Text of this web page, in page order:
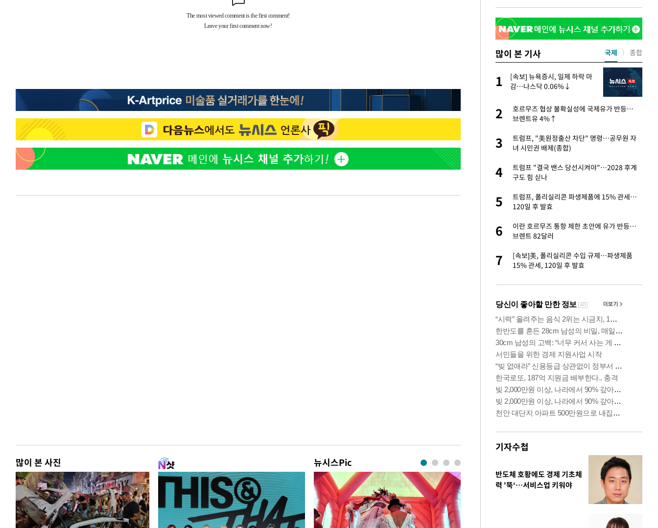
[속보]경찰·노동부, HL만도 평택사업장 끼임 사망 관련 압수수색
[속보]합수본, '투표율 허위 입력' 중앙·서울·경기도 선관위 등 9곳
-14846초 전 >시리아 다마스쿠스 교외에서 미니버스 폭발.. 14명 부상, 3명은 중
태-14144초 전 >
입추에도 극한더위…서울 낮 39도 '폭염중대경보'
례 큰 폭발음
-7823초 전 >[속보]美, 폴리실리콘 수입 규제…파생제품 15% 관세, 120일 후 발
효
-5974초 전 >[속보]트럼프, 美 원정출산 금지 행정명령 서명
-3674초 전 >
[속보] 뉴욕증시, 일제 하락 마감…나스닥 0.06%↓
많이 본 사진 뉴시스Pic
많이 본 기사
女유튜버 '완벽 소화'
2 전현무 "전 연인 집착에 친구들과 연락 끊어"
3
"신약 찾자"…정부 과제로 속도내는 K-제약
바이오
4
"서장훈, 28억에 산 서초 건물 450억에 매물
5
"46세 맞아?" 바다를 '핫걸 몸매'로 만든 러
1
[속보] 뉴욕증시, 일제 하락 마
감…나스닥 0.06%↓
2
호르무즈 협상 불확실성에 국제유가 반등…
브렌트유 4%↑
3
트럼프, "美원정출산 차단" 명령…공무원 자
녀 시민권 배제(종합)
4
트럼프 "결국 밴스 당선시켜야"…2028 후계
구도 힘 싣나
5
트럼프, 폴리실리콘 파생제품에 15% 관세…
120일 후 발효
6
이란 호르무즈 통항 제한 초안에 유가 반등…
브렌트 82달러
7
[속보]美, 폴리실리콘 수입 규제…파생제품
15% 관세, 120일 후 발효
국제 종합
기자수첩
반도체 호황에도 경제 기초체
력 '뚝‘…서비스업 키워야